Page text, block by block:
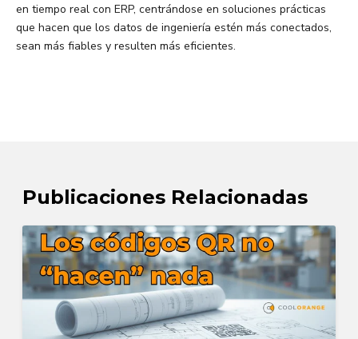
en tiempo real con ERP, centrándose en soluciones prácticas
que hacen que los datos de ingeniería estén más conectados,
sean más fiables y resulten más eficientes.
Publicaciones Relacionadas